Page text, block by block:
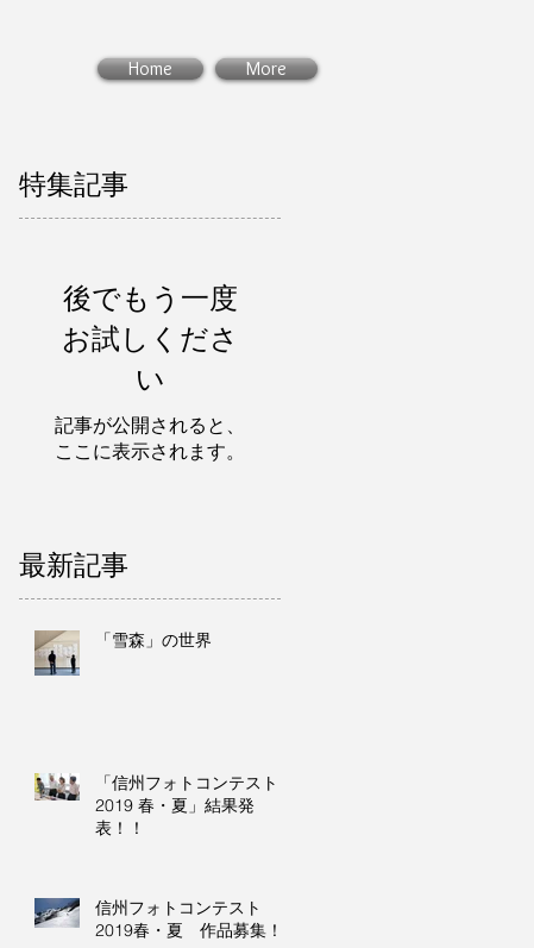
Home More
特集記事
後でもう一度
お試しくださ
い
記事が公開されると、
ここに表示されます。
最新記事
「雪森」の世界
「信州フォトコンテスト
2019 春・夏」結果発
表！！
信州フォトコンテスト
2019春・夏 作品募集！